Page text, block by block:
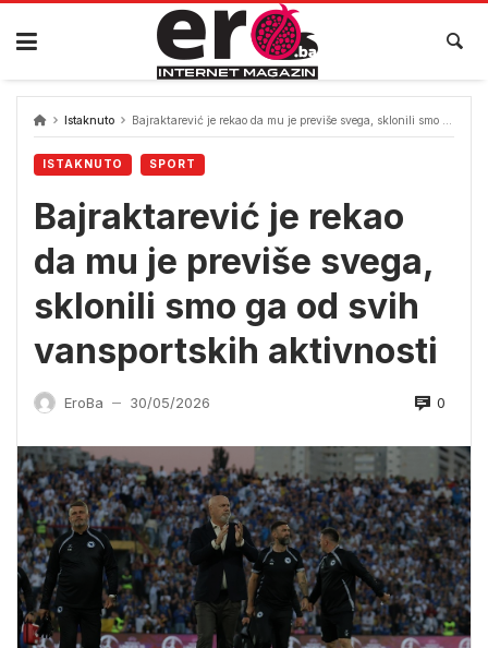
Skip
content
Istaknuto Bajraktarević je rekao da mu je previše svega, sklonili smo ga od svih vansportskih aktivnosti
ISTAKNUTO SPORT
Bajraktarević je rekao
da mu je previše svega,
sklonili smo ga od svih
vansportskih aktivnosti
EroBa — 30/05/2026 0